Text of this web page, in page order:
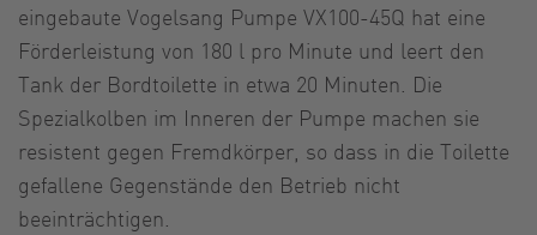
eingebaute Vogelsang Pumpe VX100-45Q hat eine
Förderleistung von 180 l pro Minute und leert den
Tank der Bordtoilette in etwa 20 Minuten. Die
Spezialkolben im Inneren der Pumpe machen sie
resistent gegen Fremdkörper, so dass in die Toilette
gefallene Gegenstände den Betrieb nicht
beeinträchtigen.